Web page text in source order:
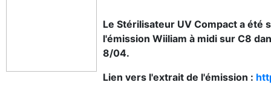
Le Stérilisateur UV Compact a
l'émission Wiiliam à midi sur C8
8/04.
Lien vers l'extrait de l'émission :